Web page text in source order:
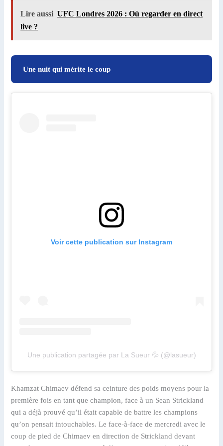
Lire aussi UFC Londres 2026 : Où regarder en direct
live ?
Une nuit qui mérite le coup
Voir cette publication sur Instagram
Une publication partagée par La Sueur 💦 (@lasueur)
Khamzat Chimaev défend sa ceinture des poids moyens pour la
première fois en tant que champion, face à un Sean Strickland
qui a déjà prouvé qu’il était capable de battre les champions
qu’on pensait intouchables. Le face-à-face de mercredi avec le
coup de pied de Chimaev en direction de Strickland devant